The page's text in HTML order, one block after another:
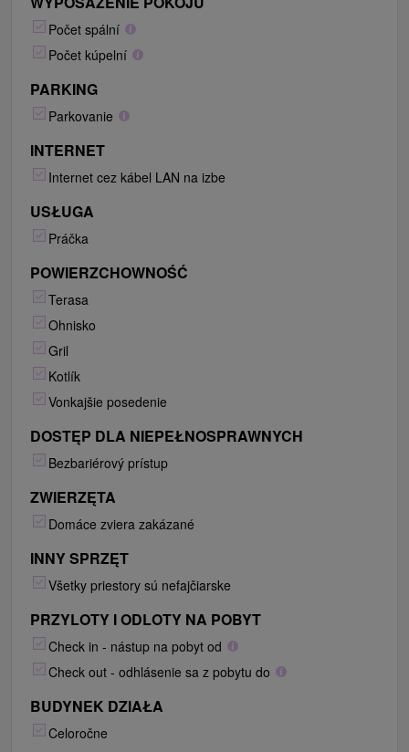
Počet spální
Počet kúpelní
PARKING
Parkovanie
INTERNET
Internet cez kábel LAN na izbe
USŁUGA
Práčka
POWIERZCHOWNOŚĆ
Terasa
Ohnisko
Gril
Kotlík
Vonkajšie posedenie
DOSTĘP DLA NIEPEŁNOSPRAWNYCH
Bezbariérový prístup
ZWIERZĘTA
Domáce zviera zakázané
INNY SPRZĘT
Všetky priestory sú nefajčiarske
PRZYLOTY I ODLOTY NA POBYT
Check in - nástup na pobyt od
Check out - odhlásenie sa z pobytu do
BUDYNEK DZIAŁA
Celoročne